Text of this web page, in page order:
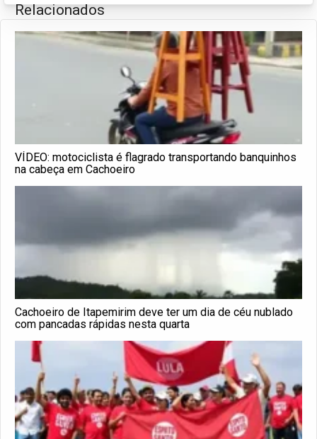
Relacionados
VÍDEO: motociclista é flagrado transportando banquinhos
na cabeça em Cachoeiro
Cachoeiro de Itapemirim deve ter um dia de céu nublado
com pancadas rápidas nesta quarta